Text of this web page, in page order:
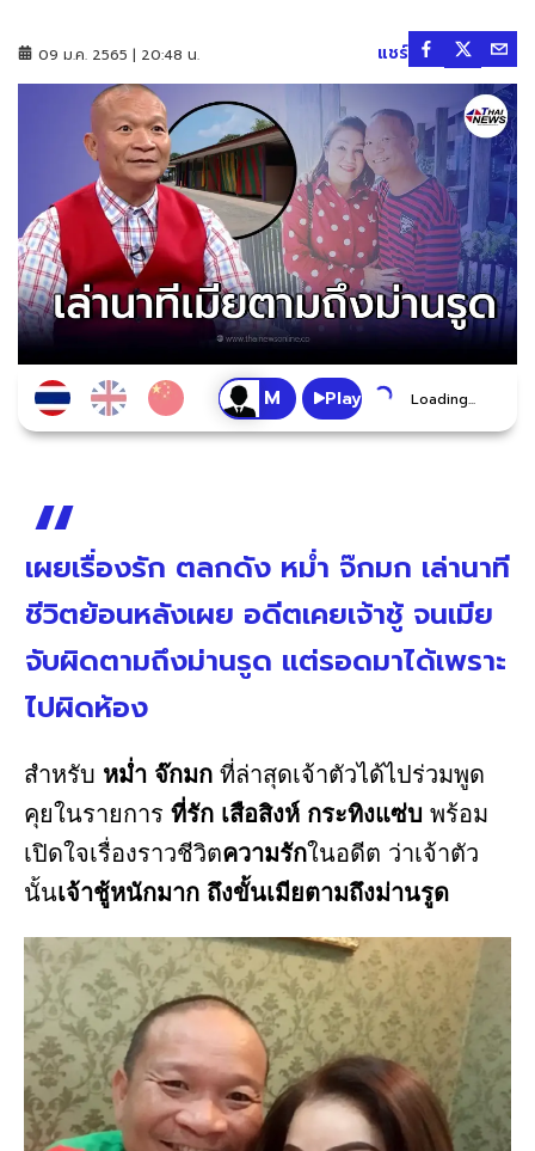
09 ม.ค. 2565 | 20:48 น. แชร์
Play Loading...
เผยเรื่องรัก ตลกดัง หม่ำ จ๊กมก เล่านาที
ชีวิตย้อนหลังเผย อดีตเคยเจ้าชู้ จนเมีย
จับผิดตามถึงม่านรูด แต่รอดมาได้เพราะ
ไปผิดห้อง
สำหรับ หม่ำ จ๊กมก ที่ล่าสุดเจ้าตัวได้ไปร่วมพูด
คุยในรายการ ที่รัก เสือสิงห์ กระทิงแซ่บ พร้อม
เปิดใจเรื่องราวชีวิตความรักในอดีต ว่าเจ้าตัว
นั้นเจ้าชู้หนักมาก ถึงขั้นเมียตามถึงม่านรูด